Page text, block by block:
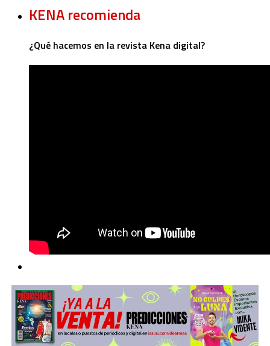
KENA recomienda
¿Qué hacemos en la revista Kena digital?